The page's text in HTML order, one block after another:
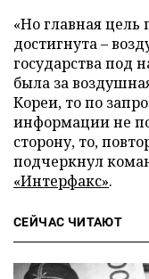
«Но главная
достигнута –
государства под
была за
Кореи, то по
информации не
сторону, то,
подчеркнул
«Интерфакс».
СЕЙЧАС ЧИТАЮТ